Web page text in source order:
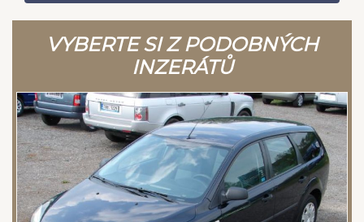
VYBERTE SI Z PODOBNÝCH
INZERÁTŮ